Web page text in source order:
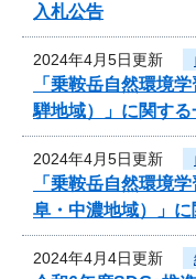
入札公告
2024年4月5日更新
「乗鞍岳自然環境
騨地域）」に関す
2024年4月5日更新
「乗鞍岳自然環境
阜・中濃地域）」
2024年4月4日更新